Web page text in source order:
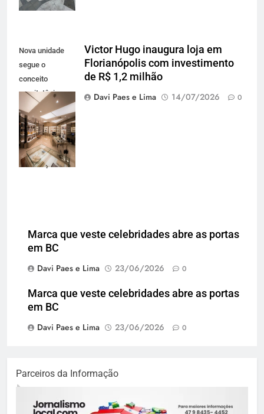
Nova unidade
segue o
conceito
arquitetônico
mais recente da
marca e reforça
o varejo de alto
padrão em
Florianópolis
Victor Hugo inaugura loja em
Florianópolis com investimento
de R$ 1,2 milhão
Davi Paes e Lima
14/07/2026 0
Marca que veste celebridades abre as portas
em BC
Davi Paes e Lima
23/06/2026 0
Marca que veste celebridades abre as portas
em BC
Davi Paes e Lima
23/06/2026 0
Parceiros da Informação